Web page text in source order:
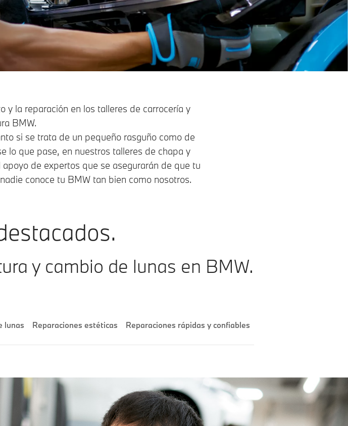
y la reparación en los talleres de carrocería y
BMW.
si se trata de un pequeño rasguño como de
lo que pase, en nuestros talleres de chapa y
de expertos que se asegurarán de que tu
conoce tu BMW tan bien como nosotros.
y cambio de lunas en BMW.
lunas Reparaciones estéticas Reparaciones rápidas y confiables